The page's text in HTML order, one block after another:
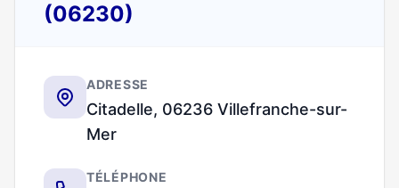
(06230)
ADRESSE
Citadelle, 06236 Villefranche-sur-
Mer
TÉLÉPHONE